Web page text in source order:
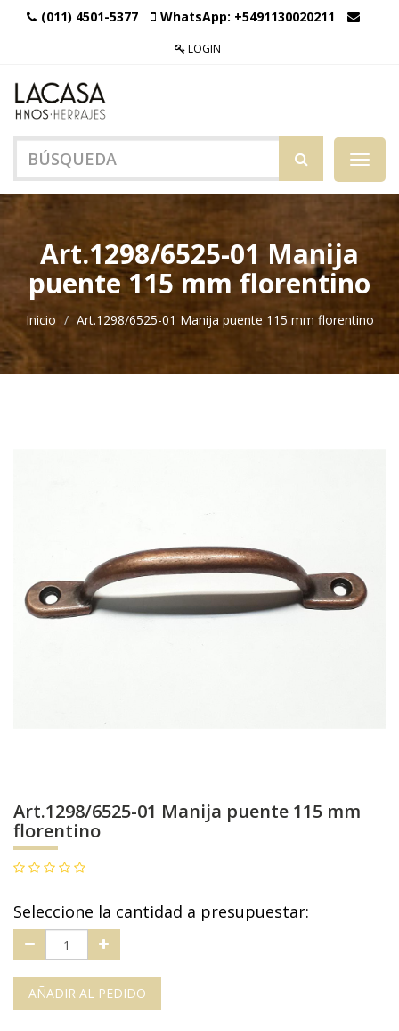
(011) 4501-5377 WhatsApp: +5491130020211
LOGIN
Menú
de
Art.1298/6525-01 Manija
puente 115 mm florentino
Inicio Art.1298/6525-01 Manija puente 115 mm florentino
Art.1298/6525-01 Manija puente 115 mm
florentino
Seleccione la cantidad a presupuestar:
AÑADIR AL PEDIDO